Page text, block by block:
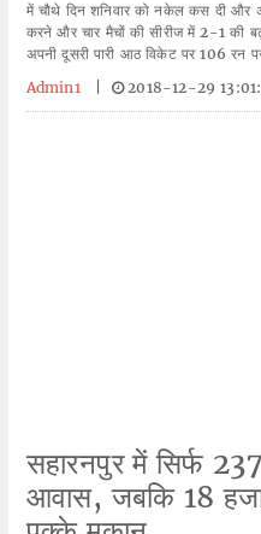
में चौथे दिन शनिवार को नकेल कस दी और
करने और चार मैचों की सीरीज में 2-1 की
अपनी दूसरी पारी आठ विकेट पर 106 रन
Admin1
2018-12-29
सहारनपुर में सिर्फ 237
आवास, जबकि 18